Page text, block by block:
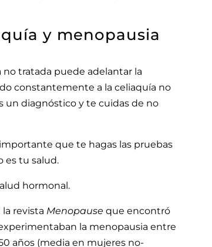
y menopausia
tratada puede adelantar la
constantemente a la celiaquía no
un diagnóstico y te cuidas de no
que te hagas las pruebas
es tu salud.
hormonal.
revista Menopause que encontró
la menopausia entre
años (media en mujeres no-